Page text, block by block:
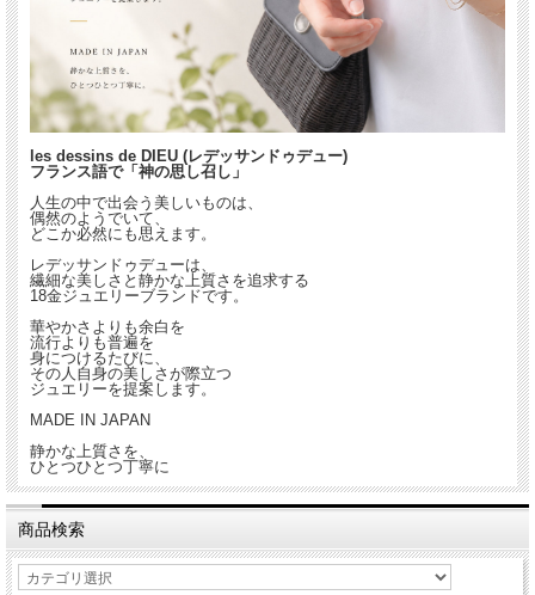
les dessins de DIEU (レデッサンドゥデュー)
フランス語で「神の思し召し」
人生の中で出会う美しいものは、
偶然のようでいて、
どこか必然にも思えます。
レデッサンドゥデューは、
繊細な美しさと静かな上質さを追求する
18金ジュエリーブランドです。
華やかさよりも余白を
流行よりも普遍を
身につけるたびに、
その人自身の美しさが際立つ
ジュエリーを提案します。
MADE IN JAPAN
静かな上質さを、
ひとつひとつ丁寧に
商品検索